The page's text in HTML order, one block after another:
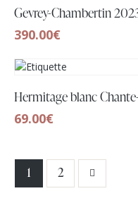
Gevrey-Chambertin
390.00€
Hermitage blanc
69.00€
1 2
→